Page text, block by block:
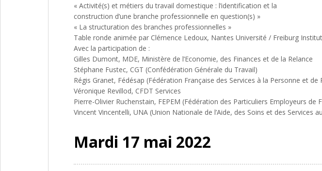
« Activité(s) et métiers du travail domestique : l’identification et la
construction d’une branche professionnelle en question(s) »
« La structuration des branches professionnelles »
Table ronde animée par Clémence Ledoux, Nantes Université / Freiburg
Avec la participation de :
Gilles Dumont, MDE, Ministère de l’Economie, des Finances et de la Relance
Stéphane Fustec, CGT (Confédération Générale du Travail)
Régis Granet, Fédésap (Fédération Française des Services à la Personne et de
Véronique Revillod, CFDT Services
Pierre-Olivier Ruchenstain, FEPEM (Fédération des Particuliers Employeurs de
Vincent Vincentelli, UNA (Union Nationale de l’Aide, des Soins et des Services
Mardi 17 mai 2022